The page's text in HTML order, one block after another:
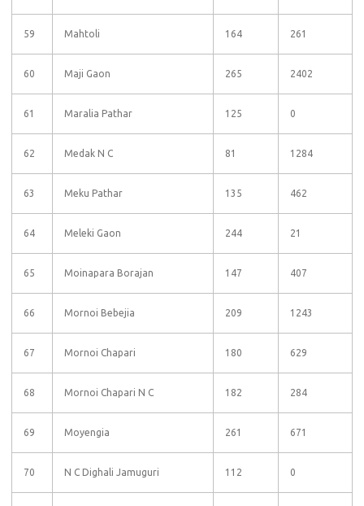
59 Mahtoli 164 261
60 Maji Gaon 265 2402
61 Maralia Pathar 125 0
62 Medak N C 81 1284
63 Meku Pathar 135 462
64 Meleki Gaon 244 21
65 Moinapara Borajan 147 407
66 Mornoi Bebejia 209 1243
67 Mornoi Chapari 180 629
68 Mornoi Chapari N C 182 284
69 Moyengia 261 671
70 N C Dighali Jamuguri 112 0